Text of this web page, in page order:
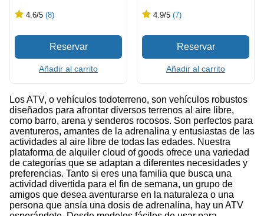
4.6/5 (8)
Añadir al carrito
4.9/5 (7)
Añadir al carrito
Los ATV, o vehículos todoterreno, son vehículos robustos
diseñados para afrontar diversos terrenos al aire libre,
como barro, arena y senderos rocosos. Son perfectos para
aventureros, amantes de la adrenalina y entusiastas de las
actividades al aire libre de todas las edades. Nuestra
plataforma de alquiler cloud of goods ofrece una variedad
de categorías que se adaptan a diferentes necesidades y
preferencias. Tanto si eres una familia que busca una
actividad divertida para el fin de semana, un grupo de
amigos que desea aventurarse en la naturaleza o una
persona que ansía una dosis de adrenalina, hay un ATV